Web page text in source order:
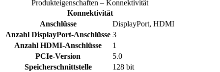
Produkteigenschaften – Konnektivität
Konnektivität
Anschlüsse
DisplayPort, HDMI
Anzahl DisplayPort-Anschlüsse 3
Anzahl HDMI-Anschlüsse
1
PCIe-Version
5.0
Speicherschnittstelle
128 bit